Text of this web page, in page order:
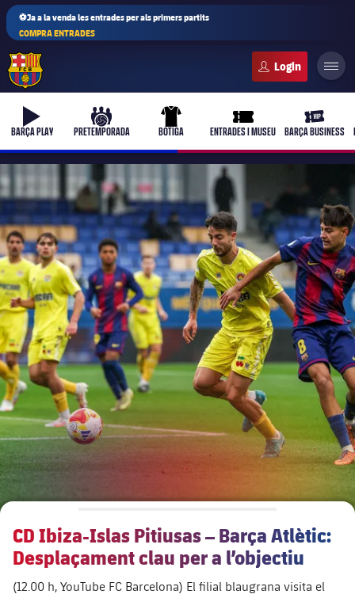
⚽Ja a la venda les entrades per als primers partits
COMPRA ENTRADES
b-play
BARÇA PLAY
culers-ball
PRETEMPORADA
uniform
BOTIGA
ticket-full
ENTRADES I MUSEU
ticket-
BARÇA BUSINESS
plusicon
més
Junta Directiva
chevron-right
label.aria.chevronright
Òrgans
chevron-right
label.aria.chevronright
plusicon
més
Més que un club
Masia 360
Dècada a dècada
CD Ibiza-Islas Pitiusas – Barça Atlètic:
Desplaçament clau per a l’objectiu
(12.00 h, YouTube FC Barcelona) El filial blaugrana visita el